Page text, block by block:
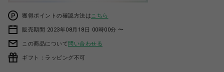
獲得ポイントの確認方法は こちら
販売期間 2023年08月18日 00時00分 〜
この商品について問い合わせる
ギフト：ラッピング不可